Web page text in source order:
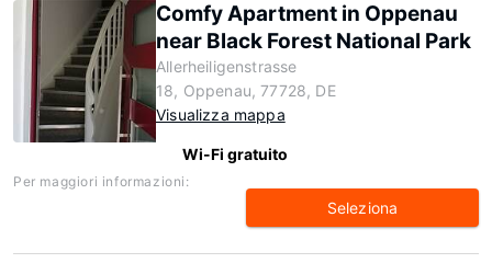
Comfy Apartment in Oppenau
near Black Forest National Park
Allerheiligenstrasse
18, Oppenau, 77728, DE
Visualizza mappa
Wi-Fi gratuito
Per maggiori informazioni:
Seleziona